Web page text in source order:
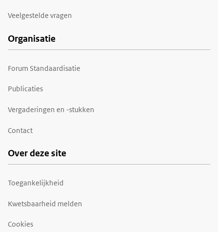
Veelgestelde vragen
Organisatie
Forum Standaardisatie
Publicaties
Vergaderingen en -stukken
Contact
Over deze site
Toegankelijkheid
Kwetsbaarheid melden
Cookies